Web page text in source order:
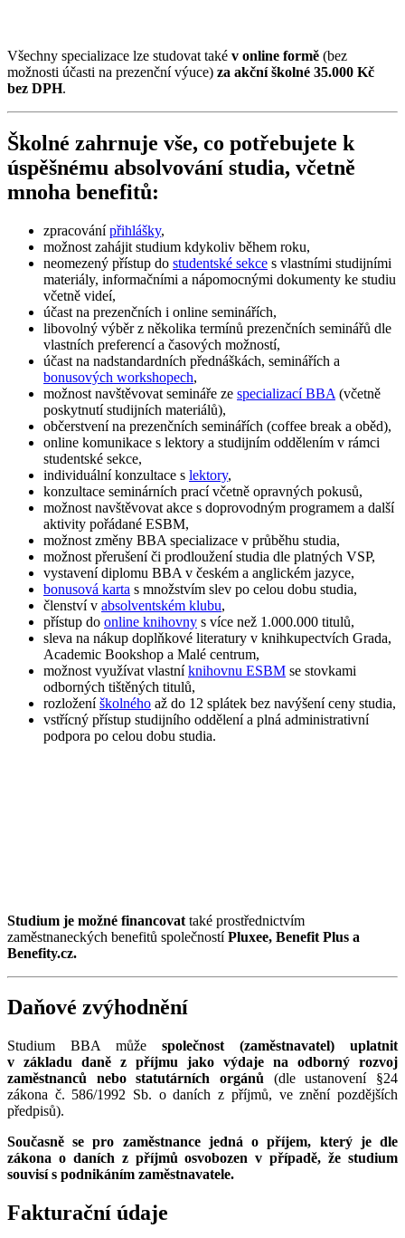
Všechny specializace lze studovat také v online formě (bez
možnosti účasti na prezenční výuce) za akční školné 35.000 Kč
bez DPH.
Školné zahrnuje vše, co potřebujete k
úspěšnému absolvování studia, včetně
mnoha benefitů:
zpracovánípřihlášky,
možnost zahájit studium kdykoliv během roku,
neomezený přístup do studentské sekce s vlastními studijními
materiály, informačními a nápomocnými dokumenty ke studiu
včetně videí,
účast na prezenčních i online seminářích,
libovolný výběr z několika termínů prezenčních seminářů dle
vlastních preferencí a časových možností,
účast na nadstandardních přednáškách, seminářích a
bonusových workshopech,
možnost navštěvovat semináře ze specializací BBA (včetně
poskytnutí studijních materiálů),
občerstvení na prezenčních seminářích (coffee break a oběd),
online komunikace s lektory a studijním oddělením v rámci
studentské sekce,
individuální konzultace s lektory,
konzultace seminárních prací včetně opravných pokusů,
možnost navštěvovat akce s doprovodným programem a další
aktivity pořádané ESBM,
možnost změny BBA specializace v průběhu studia,
možnost přerušení či prodloužení studia dle platných VSP,
vystavení diplomu BBA v českém a anglickém jazyce,
bonusová karta s množstvím slev po celou dobu studia,
členství v absolventském klubu,
přístup do online knihovny s více než 1.000.000 titulů,
sleva na nákup doplňkové literatury v knihkupectvích Grada,
Academic Bookshop a Malé centrum,
možnost využívat vlastníknihovnu ESBM se stovkami
odborných tištěných titulů,
rozloženíškolného až do 12 splátek bez navýšení ceny studia,
vstřícný přístup studijního oddělení a plná administrativní
podpora po celou dobu studia.
Studium je možné financovat také prostřednictvím
zaměstnaneckých benefitů společnostíPluxee, Benefit Plus a
Benefity.cz.
Daňové zvýhodnění
Studium BBA může společnost (zaměstnavatel) uplatnit
v základu daně z příjmu jako výdaje na odborný rozvoj
zaměstnanců
nebo statutárních orgánů (dle ustanovení §24
zákona č. 586/1992 Sb. o daních z příjmů, ve znění pozdějších
předpisů).
Současně se pro zaměstnance jedná o příjem, který je dle
zákona o daních z příjmů osvobozen v případě, že studium
souvisí s podnikáním zaměstnavatele.
Fakturační údaje